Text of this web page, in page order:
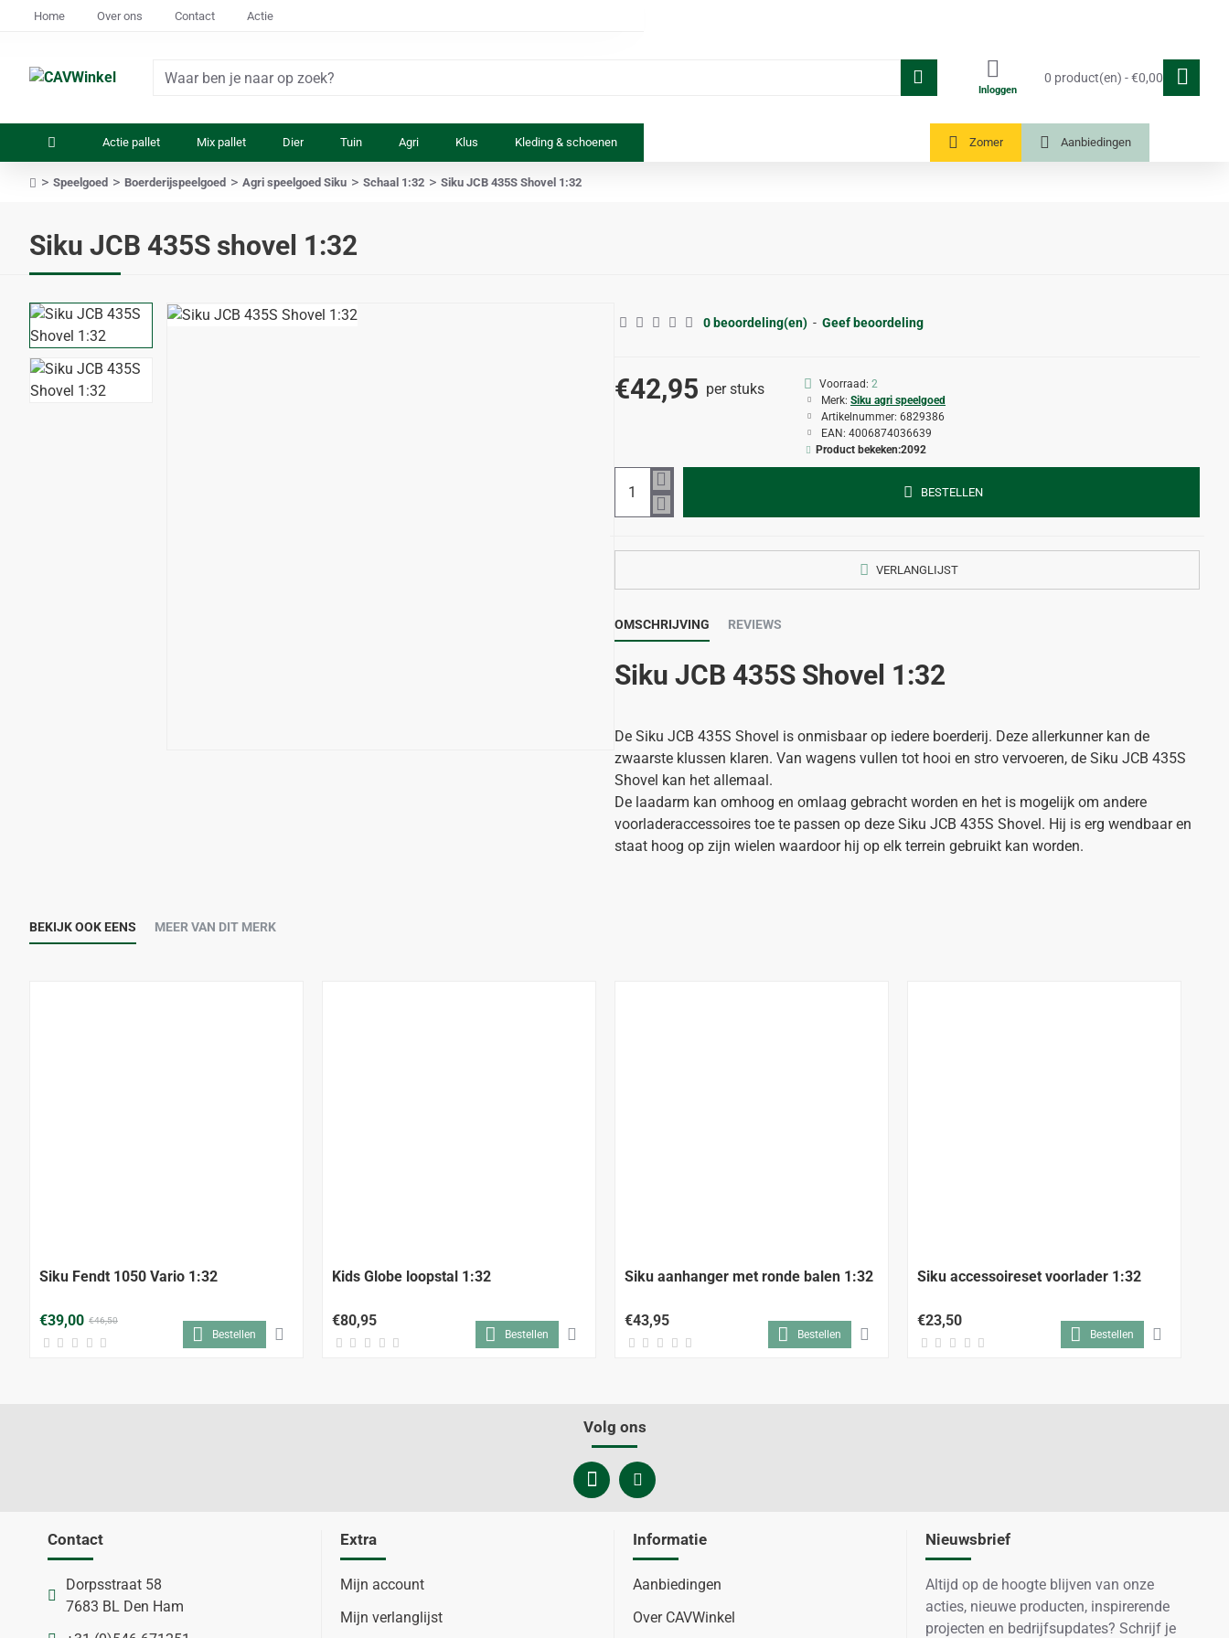
Home Over ons Contact Actie
Waar
op
Inloggen
0 product(en) - €0,00
Actie pallet Mix pallet Dier Tuin Agri Klus Kleding & schoenen Zomer Aanbiedingen
Siku JCB 435S shovel 1:32
Speelgoed Boerderijspeelgoed Agri speelgoed Siku Schaal 1:32 Siku JCB 435S Shovel 1:32
0 beoordeling(en) - Geef beoordeling
€42,95 per stuks Voorraad: 2
Merk: Siku agri speelgoed
Artikelnummer: 6829386
EAN: 4006874036639
Product bekeken:2092
BESTELLEN
VERLANGLIJST
OMSCHRIJVING REVIEWS
Siku JCB 435S Shovel 1:32
De Siku JCB 435S Shovel is onmisbaar op iedere boerderij. Deze allerkunner kan de
zwaarste klussen klaren. Van wagens vullen tot hooi en stro vervoeren, de Siku JCB 435S
Shovel kan het allemaal.
De laadarm kan omhoog en omlaag gebracht worden en het is mogelijk om andere
voorladeraccessoires toe te passen op deze Siku JCB 435S Shovel. Hij is erg wendbaar en
staat hoog op zijn wielen waardoor hij op elk terrein gebruikt kan worden.
BEKIJK OOK EENS MEER VAN DIT MERK
Siku Fendt 1050 Vario 1:32
€39,00 €46,50
Bestellen
Kids Globe loopstal 1:32
€80,95
Bestellen
Siku aanhanger met ronde balen 1:32
€43,95
Bestellen
Siku accessoireset voorlader 1:32
€23,50
Bestellen
Volg ons
Contact
Dorpsstraat 58
7683 BL Den Ham
Extra
Mijn account
Mijn verlanglijst
Informatie
Aanbiedingen
Over CAVWinkel
Nieuwsbrief
Altijd op de hoogte blijven van onze
acties, nieuwe producten, inspirerende
projecten en bedrijfsupdates? Schrijf je